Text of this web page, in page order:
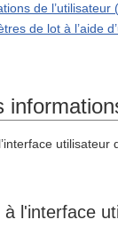
de l’utilisateur
de lot à l’aide
l'interface